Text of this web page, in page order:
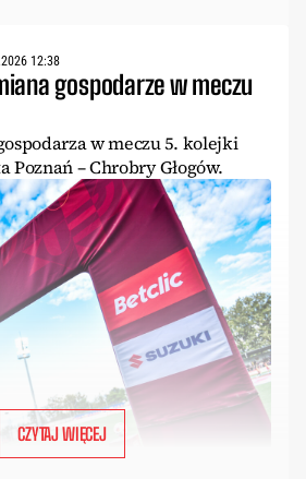
12:38
gospodarze w meczu
w meczu 5. kolejki
Poznań – Chrobry Głogów.
CZYTAJ WIĘCEJ